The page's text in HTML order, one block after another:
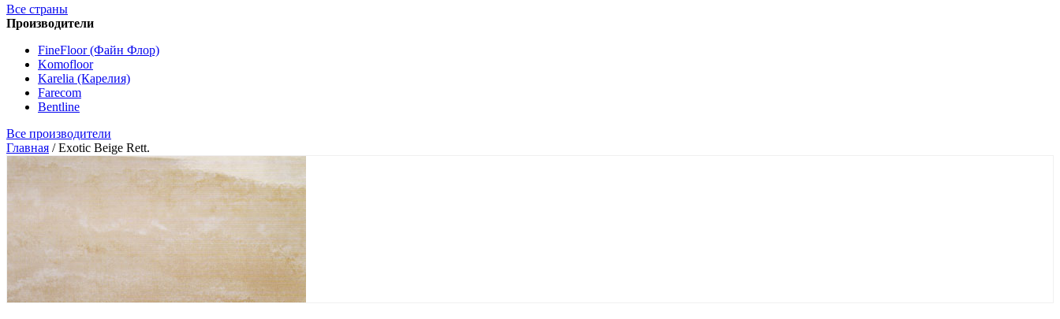
Все страны
Производители
FineFloor (Файн Флор)
Komofloor
Karelia (Карелия)
Farecom
Bentline
Все производители
Главная /Exotic Beige Rett.